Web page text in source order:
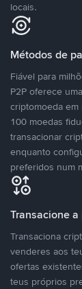
locais.
Métodos de
Fiável para
P2P oferece
criptomoeda em
100 moedas
transacionar
enquanto
preferidos num
Transacione
Transaciona
venderes aos
ofertas
teus próprios